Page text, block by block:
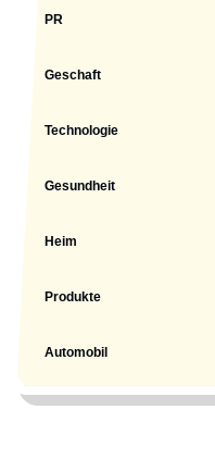
PR
Geschaft
Technologie
Gesundheit
Heim
Produkte
Automobil